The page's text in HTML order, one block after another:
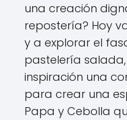
una creación
repostería? Hoy
y a explorar el
pastelería
inspiración una
para crear una
Papa y Cebolla